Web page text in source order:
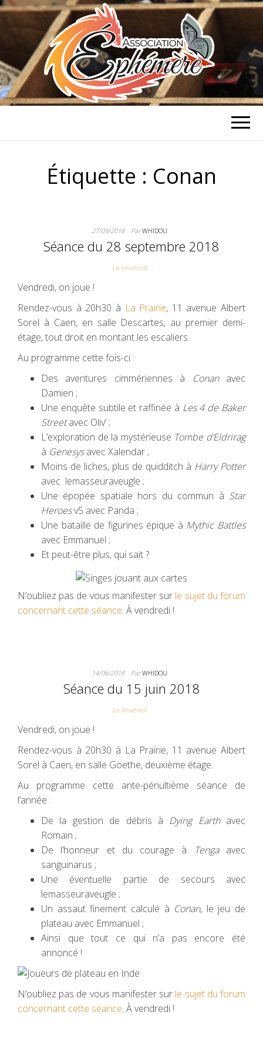
ASSOCIATION
ÉPHÉMÈRE
Étiquette : Conan
27/09/2018 ParWHIDOU
Séance du 28 septembre 2018
Le Vendredi
Vendredi, on joue !
Rendez-vous à 20h30 à La Prairie, 11 avenue Albert
Sorel à Caen, en salle Descartes, au premier demi-
étage, tout droit en montant les escaliers.
Au programme cette fois-ci :
Des aventures cimmériennes à
Conanavec
Damien ;
Une enquête subtile et raffinée à Les 4 de Baker
Streetavec Oliv’ ;
L’exploration de la mystérieuse Tombe d’Eldrirag
à Genesysavec Xalendar ;
Moins de liches, plus de quidditch à Harry Potter
avec lemasseuraveugle ;
Une épopée spatiale hors du commun à Star
Heroesv5 avec Panda ;
Une bataille de figurines épique à Mythic Battles
avec Emmanuel ;
Et peut-être plus, qui sait ?
N’oubliez pas de vous manifester sur le sujet du forum
concernant cette séance. À vendredi !
14/06/2018 ParWHIDOU
Séance du 15 juin 2018
Le Vendredi
Vendredi, on joue !
Rendez-vous à 20h30 à La Prairie, 11 avenue Albert
Sorel à Caen, en salle Goethe, deuxième étage.
Au programme cette ante-pénultième séance de
l’année :
De la gestion de débris à Dying Earthavec
Romain ;
De l’honneur et du courage à
Tengaavec
sanguinarus ;
Une éventuelle partie de secours avec
lemasseuraveugle ;
Un assaut finement calculé à Conan, le jeu de
plateau avec Emmanuel ;
Ainsi que tout ce qui n’a pas encore été
annoncé !
N’oubliez pas de vous manifester sur le sujet du forum
concernant cette séance. À vendredi !